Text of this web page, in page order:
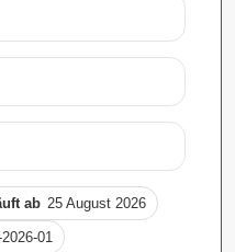
ab 25 August 2026
01